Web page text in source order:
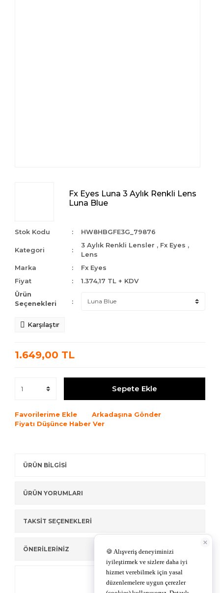
Fx Eyes Luna 3 Aylık Renkli Lens
Luna Blue
Stok Kodu HW8HBGFE3G_79876
Kategori
3 Aylık Renkli Lensler , Fx Eyes ,
Lens
Marka
Fx Eyes
Fiyat
1.374,17 TL + KDV
Ürün
Seçenekleri
Karşılaştır
1.649,00 TL
Sepete Ekle
Favorilerime Ekle
Arkadaşına Gönder
Fiyatı Düşünce Haber Ver
ÜRÜN BİLGİSİ
ÜRÜN YORUMLARI
TAKSİT SEÇENEKLERİ
ÖNERİLERİNİZ